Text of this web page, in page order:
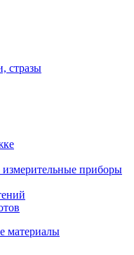
стразы
приборы
материалы